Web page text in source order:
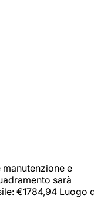
e
sarà
€1784,94 Luogo